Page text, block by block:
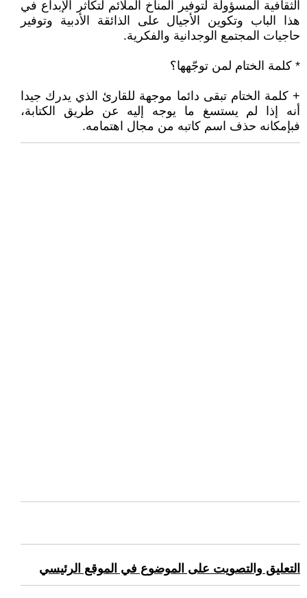
الثقافية المسؤولة لتوفير المناخ الملائم لتكاثر الإبداع في
هذا الباب وتكوين الأجيال على الذائقة الأدبية وتوفير
حاجيات المجتمع الوجدانية والفكرية.
* كلمة الختام لمن توجّهها؟
+ كلمة الختام تبقى دائما موجهة للقارئ الذي يدرك جيدا
أنه إذا لم يستسغ ما يوجه إليه عن طريق الكتابة،
فبإمكانه حذف اسم كاتبه من مجال اهتمامه.
التعليق والتصويت على الموضوع في الموقع الرئيسي